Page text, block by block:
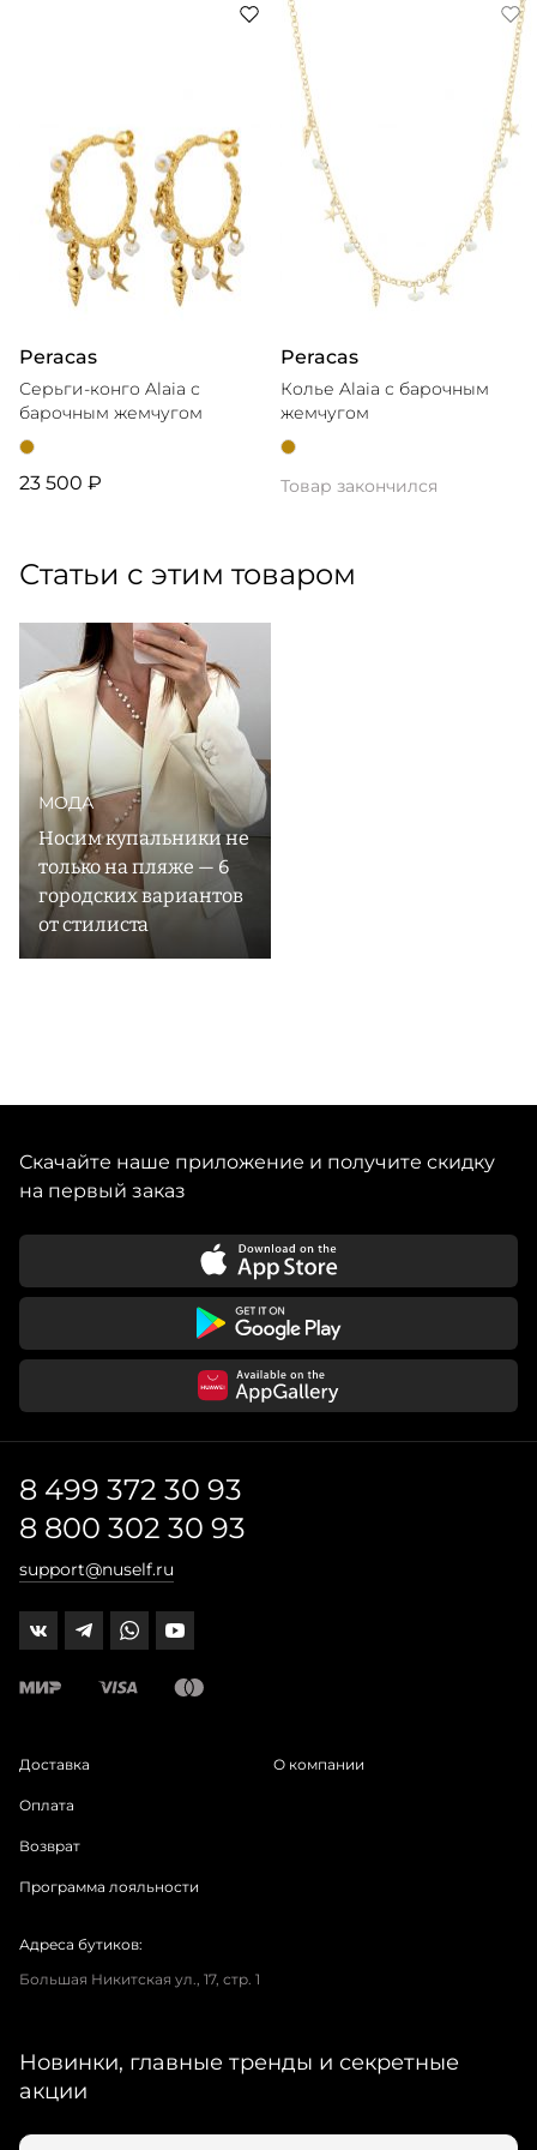
что отпуск не просто место на карте, а внутреннее
Peracas
Серьги-конго Alaia с
барочным жемчугом
23 500 ₽
Peracas
Колье Alaia с барочным
жемчугом
Товар закончился
Статьи с этим товаром
МОДА
Носим купальники не
только на пляже — 6
городских вариантов
от стилиста
Скачайте наше приложение и получите скидку
на первый заказ
8 499 372 30 93
8 800 302 30 93
support@nuself.ru
Доставка
Оплата
Возврат
Программа лояльности
О компании
Адреса бутиков:
Большая Никитская ул., 17, стр. 1
Новинки, главные тренды и секретные
акции